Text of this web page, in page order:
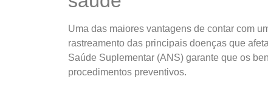
Uma das maiores vantagens de contar com
rastreamento das principais doenças que
Saúde Suplementar (ANS) garante que os
procedimentos preventivos.